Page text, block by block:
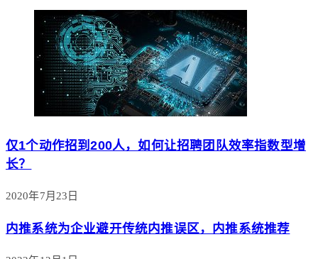
仅1个动作招到200人，如何让招聘团队效率指数型增
长？
2020年7月23日
内推系统为企业避开传统内推误区，内推系统推荐